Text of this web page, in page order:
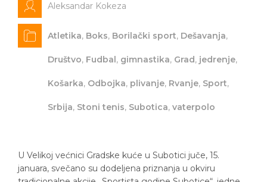
Aleksandar Kokeza
Atletika, Boks, Borilački sport, Dešavanja,
Društvo, Fudbal, gimnastika, Grad, jedrenje,
Košarka, Odbojka, plivanje, Rvanje, Sport,
Srbija, Stoni tenis, Subotica, vaterpolo
U Velikoj većnici Gradske kuće u Subotici juče, 15.
januara, svečano su dodeljena priznanja u okviru